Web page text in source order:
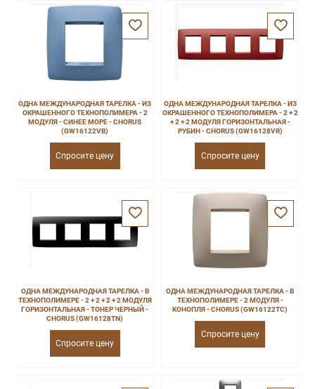
ОДНА МЕЖДУНАРОДНАЯ ТАРЕЛКА - ИЗ
ОКРАШЕННОГО ТЕХНОПОЛИМЕРА - 2
МОДУЛЯ - СИНЕЕ МОРЕ - CHORUS
(GW16122VB)
Спросите цену
ОДНА МЕЖДУНАРОДНАЯ ТАРЕЛКА - ИЗ
ОКРАШЕННОГО ТЕХНОПОЛИМЕРА - 2 + 2
+ 2 + 2 МОДУЛЯ ГОРИЗОНТАЛЬНАЯ -
РУБИН - CHORUS (GW16128VR)
Спросите цену
ОДНА МЕЖДУНАРОДНАЯ ТАРЕЛКА - В
ТЕХНОПОЛИМЕРЕ - 2 + 2 + 2 + 2 МОДУЛЯ
ГОРИЗОНТАЛЬНАЯ - ТОНЕР ЧЕРНЫЙ -
CHORUS (GW16128TN)
Спросите цену
ОДНА МЕЖДУНАРОДНАЯ ТАРЕЛКА - В
ТЕХНОПОЛИМЕРЕ - 2 МОДУЛЯ -
КОНОПЛЯ - CHORUS (GW16122TC)
Спросите цену